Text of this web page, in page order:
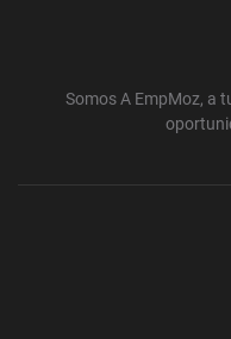
Somos A EmpMoz, a